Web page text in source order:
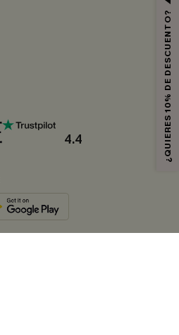
4.4 ¿QUIERES 10% DE DESCUENTO?